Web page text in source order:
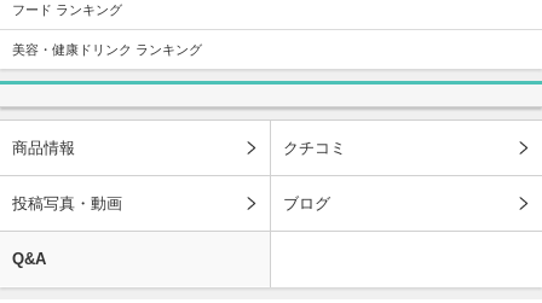
フード ランキング
美容・健康ドリンク ランキング
商品情報 クチコミ
投稿写真・動画 ブログ
Q&A